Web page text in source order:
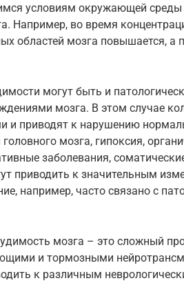
условиям окружающей среды
Например, во время
областей мозга повышается, а
могут быть и
мозга. В этом случае
и приводят к нарушению
мозга, гипоксия,
заболевания,
приводить к значительным
например, часто связано с
мозга – это сложный
и тормозными
к различным